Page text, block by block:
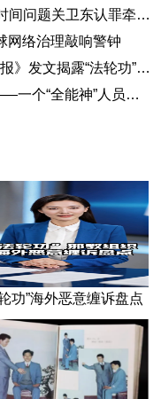
牵出与《大纪元时报》资金链条
网络治理敲响警钟
“法轮功”邪教本质答记者问
“全能神”人员的重生
功”海外恶意缠诉盘点